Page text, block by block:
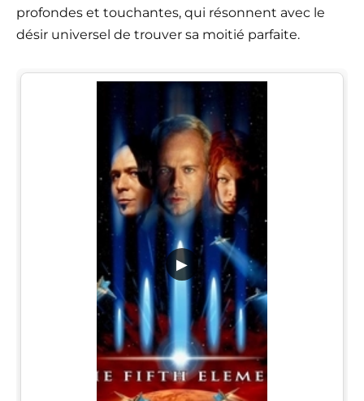
profondes et touchantes, qui résonnent avec le
désir universel de trouver sa moitié parfaite.
▶